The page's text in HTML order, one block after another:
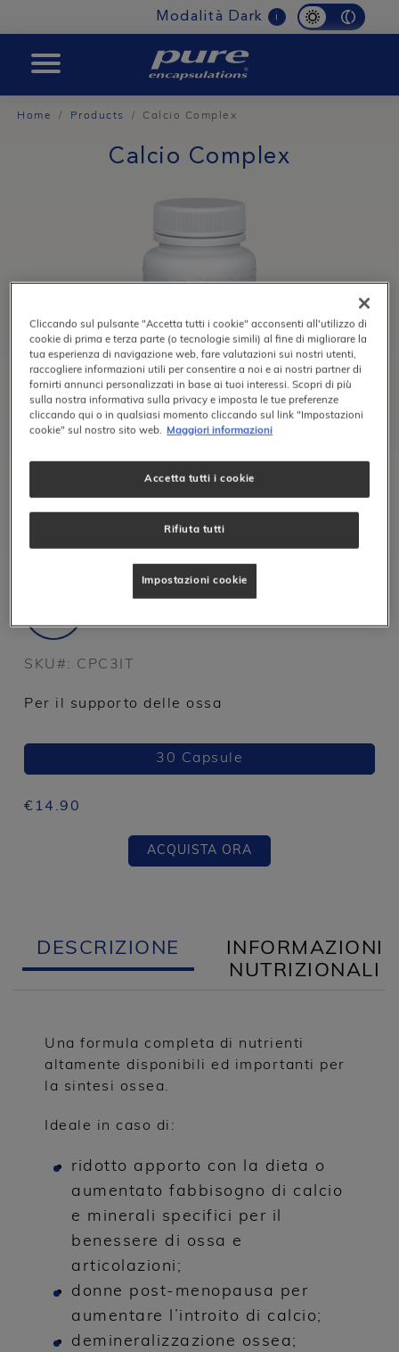
Modalità Dark i
BOOST
Home Products Calcio Complex
Calcio Complex
Benessere Donna
Muscoli, Ossa e Articolazioni
Vitamine & Minerali
SKU#: CPC3IT
Per il supporto delle ossa
30 Capsule
€ 14.90
ACQUISTA ORA
DESCRIZIONE
INFORMAZIONI
NUTRIZIONALI
Una formula completa di nutrienti
altamente disponibili ed importanti per
la sintesi ossea.
Ideale in caso di:
ridotto apporto con la dieta o
aumentato fabbisogno di calcio
e minerali specifici per il
benessere di ossa e
articolazioni;
donne post-menopausa per
aumentare l’introito di calcio;
demineralizzazione ossea;
Cliccando sul pulsante "Accetta tutti i cookie" acconsenti all'utilizzo di
cookie di prima e terza parte (o tecnologie simili) al fine di migliorare la
tua esperienza di navigazione web, fare valutazioni sui nostri utenti,
raccogliere informazioni utili per consentire a noi e ai nostri partner di
fornirti annunci personalizzati in base ai tuoi interessi. Scopri di più
sulla nostra informativa sulla privacy e imposta le tue preferenze
cliccando qui o in qualsiasi momento cliccando sul link "Impostazioni
cookie" sul nostro sito web. Maggiori informazioni
Rifiuta tutti
Accetta tutti i cookie
Impostazioni cookie